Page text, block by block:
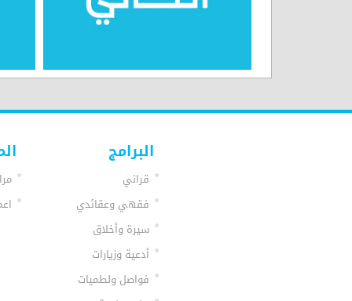
البرامج
قراني
فقهي وعقائدي
سيرة وأخلاق
أدعية وزيارات
فواصل ولطميات